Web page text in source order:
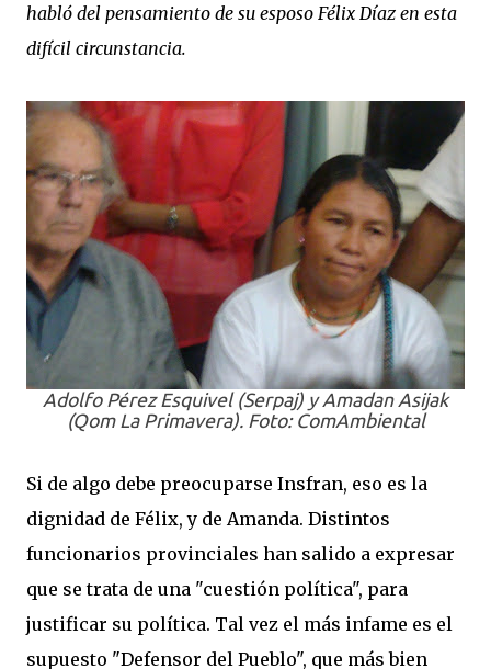
habló del pensamiento de su esposo Félix Díaz en esta
difícil circunstancia.
Adolfo Pérez Esquivel (Serpaj) y Amadan Asijak
(Qom La Primavera). Foto: ComAmbiental
Si de algo debe preocuparse Insfran, eso es la
dignidad de Félix, y de Amanda. Distintos
funcionarios provinciales han salido a expresar
que se trata de una "cuestión política", para
justificar su política. Tal vez el más infame es el
supuesto "Defensor del Pueblo", que más bien